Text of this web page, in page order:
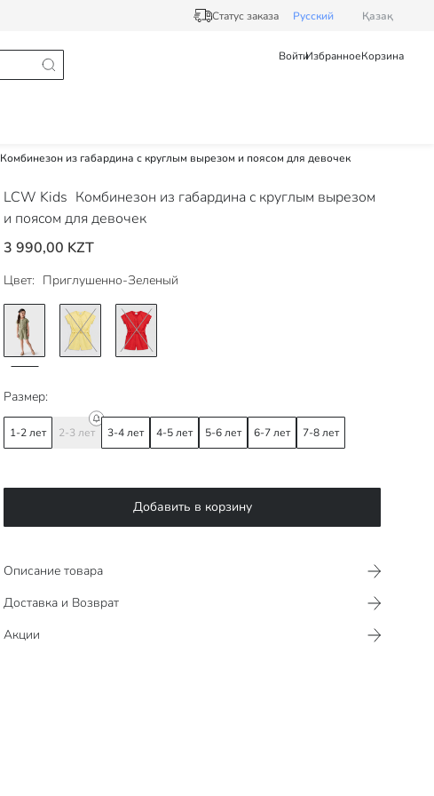
Статус заказа Pусский Қазақ
ВойтиИзбранноеКорзина
Комбинезон из габардина с круглым вырезом и поясом для девочек
LCW Kids Комбинезон из габардина с круглым вырезом
и поясом для девочек
3 990,00 KZT
Цвет: Приглушенно-Зеленый
Размер:
1-2 лет 2-3 лет 3-4 лет 4-5 лет 5-6 лет 6-7 лет 7-8 лет
Добавить в корзину
Описание товара
Доставка и Возврат
Акции